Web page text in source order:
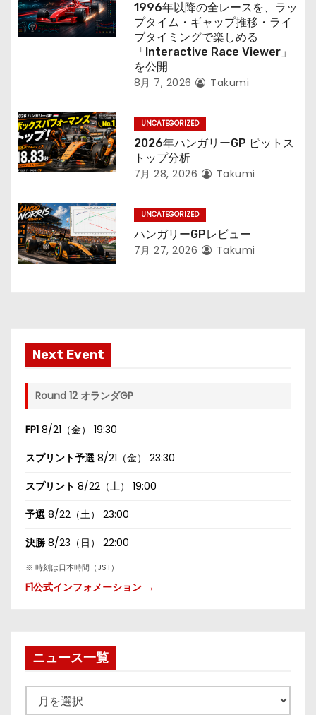
1996年以降の全レースを、ラッ
プタイム・ギャップ推移・ライ
ブタイミングで楽しめる
「Interactive Race Viewer」
を公開
8月 7, 2026 Takumi
UNCATEGORIZED
2026年ハンガリーGP ピットス
トップ分析
7月 28, 2026 Takumi
UNCATEGORIZED
ハンガリーGPレビュー
7月 27, 2026 Takumi
Next Event
Round 12 オランダGP
FP1 8/21（金） 19:30
スプリント予選 8/21（金） 23:30
スプリント 8/22（土） 19:00
予選 8/22（土） 23:00
決勝 8/23（日） 22:00
※ 時刻は日本時間（JST）
F1公式インフォメーション →
ニュース一覧